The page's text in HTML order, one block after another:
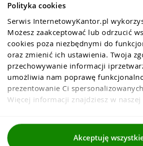
Polityka cookies
Serwis InternetowyKantor.pl
Możesz zaakceptować lub odrzucić
cookies poza niezbędnymi do
oraz zmienić ich ustawienia. Twoja
przechowywanie informacji
umożliwia nam poprawę
prezentowanie Ci
Więcej informacji znajdziesz w naszej
Akceptuję
Regulaminy